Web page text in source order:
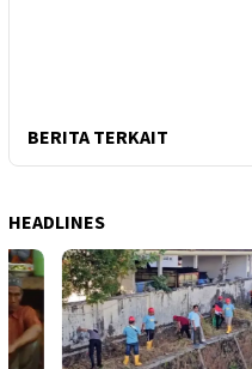
BERITA TERKAIT
HEADLINES